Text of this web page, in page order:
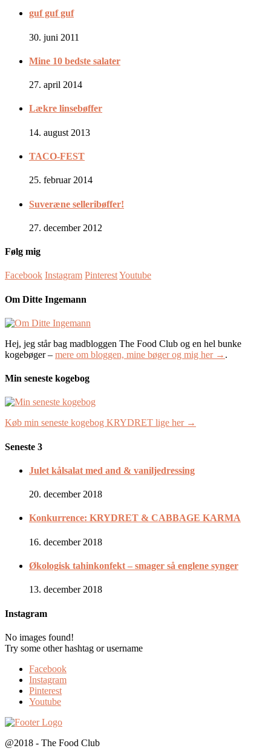
guf guf guf
30. juni 2011
Mine 10 bedste salater
27. april 2014
Lækre linsebøffer
14. august 2013
TACO-FEST
25. februar 2014
Suveræne selleribøffer!
27. december 2012
Følg mig
Facebook Instagram PinterestYoutube
Om Ditte Ingemann
Hej, jeg står bag madbloggen The Food Club og en hel bunke
kogebøger – mere om bloggen, mine bøger og mig her → .
Min seneste kogebog
Køb min seneste kogebog KRYDRET lige her →
Seneste 3
Julet kålsalat med and & vaniljedressing
20. december 2018
Konkurrence: KRYDRET & CABBAGE KARMA
16. december 2018
Økologisk tahinkonfekt – smager så englene synger
13. december 2018
Instagram
No images found!
Try some other hashtag or username
Facebook
Instagram
Pinterest
Youtube
@2018 - The Food Club